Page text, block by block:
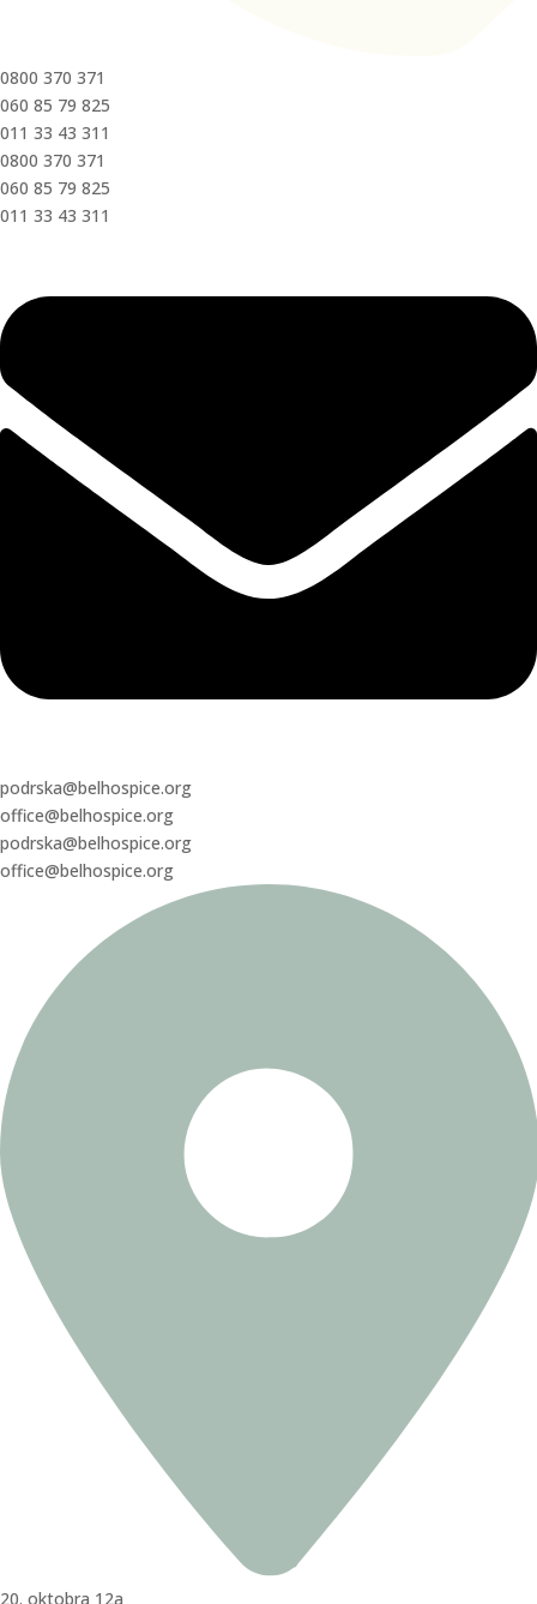
0800 370 371
060 85 79 825
011 33 43 311
0800 370 371
060 85 79 825
011 33 43 311
podrska@belhospice.org
office@belhospice.org
podrska@belhospice.org
office@belhospice.org
20. oktobra 12a